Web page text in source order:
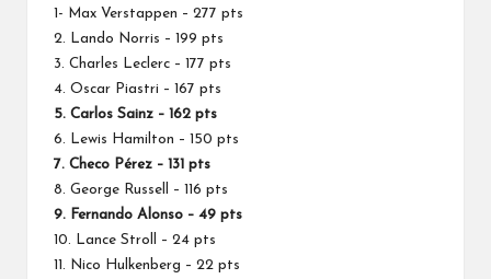
1- Max Verstappen – 277 pts
2.
Lando Norris – 199 pts
3. Charles Leclerc – 177 pts
4. Oscar Piastri – 167 pts
5. Carlos Sainz – 162 pts
6.
Lewis Hamilton – 150 pts
7. Checo Pérez – 131 pts
8. George Russell
– 116 pts
9. Fernando Alonso – 49 pts
10.
Lance Stroll
– 24 pts
11. Nico Hulkenberg – 22 pts